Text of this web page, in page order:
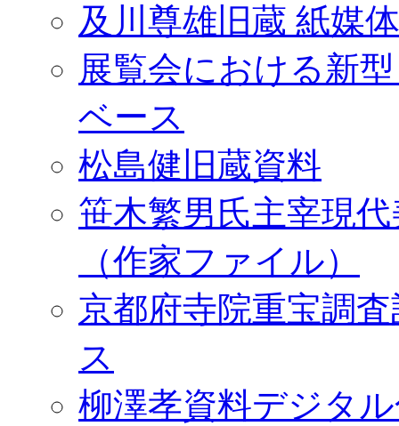
及川尊雄旧蔵 紙媒
展覧会における新
ベース
松島健旧蔵資料
笹木繁男氏主宰現
（作家ファイル）
京都府寺院重宝調
ス
柳澤孝資料デジタ